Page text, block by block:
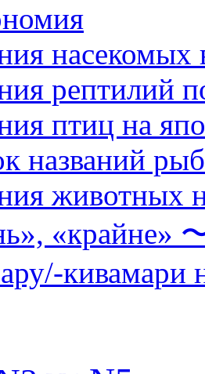
насекомых
рептилий
птиц на
названий
животных
«крайне»
кивамари